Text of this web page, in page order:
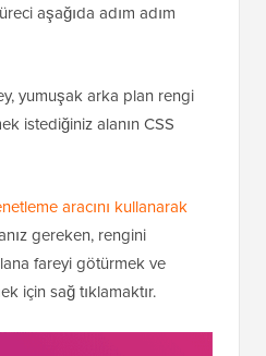
aşağıda adım adım
yumuşak arka plan rengi
istediğiniz alanın CSS
aracını kullanarak
gereken, rengini
fareyi götürmek ve
için sağ tıklamaktır.